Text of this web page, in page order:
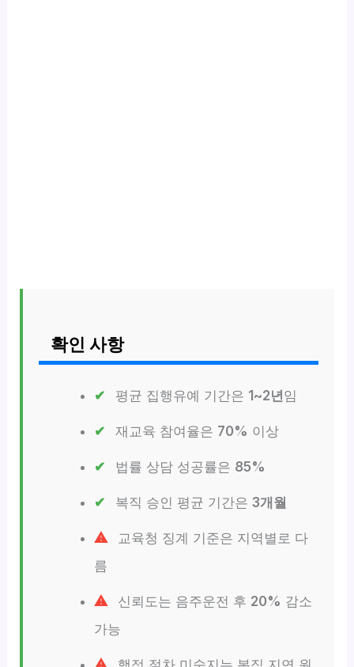
확인 사항
평균 집행유예 기간은 1~2년임
재교육 참여율은 70% 이상
법률 상담 성공률은 85%
복직 승인 평균 기간은 3개월
교육청 징계 기준은 지역별로 다
름
신뢰도는 음주운전 후 20% 감소
가능